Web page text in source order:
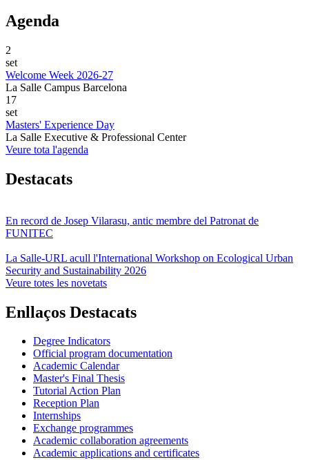
Agenda
2
set
Welcome Week 2026-27
La Salle Campus Barcelona
17
set
Masters' Experience Day
La Salle Executive & Professional Center
Veure tota l'agenda
Destacats
En record de Josep Vilarasu, antic membre del Patronat de
FUNITEC
La Salle-URL acull l'International Workshop on Ecological Urban
Security and Sustainability 2026
Veure totes les novetats
Enllaços Destacats
Degree Indicators
Official program documentation
Academic Calendar
Master's Final Thesis
Tutorial Action Plan
Reception Plan
Internships
Exchange programmes
Academic collaboration agreements
Academic applications and certificates